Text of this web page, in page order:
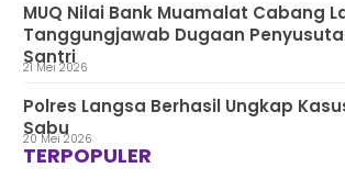
MUQ Nilai Bank Muamalat Cabang
Tanggungjawab Dugaan
Santri
21 Mei 2026
Polres Langsa Berhasil Ungkap
Sabu20 Mei 2026
TERPOPULER